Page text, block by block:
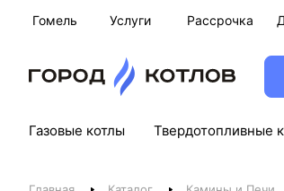
Гомель Услуги Рассрочка
Газовые котлы Твердотопливные